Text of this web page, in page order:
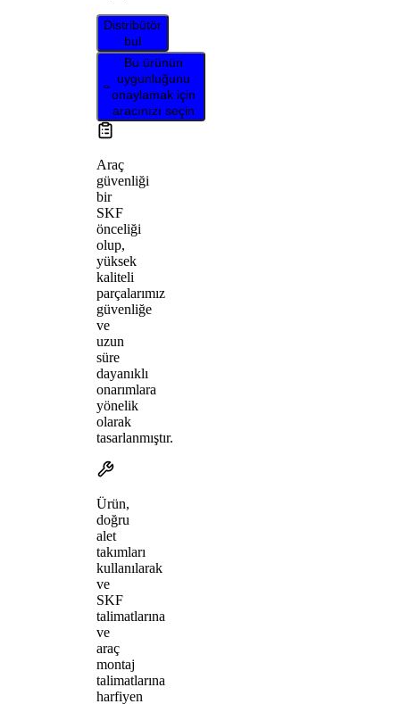
Distribütör
bul
Bu ürünün
uygunluğunu
onaylamak için
aracınızı seçin
Araç
güvenliği
bir
SKF
önceliği
olup,
yüksek
kaliteli
parçalarımız
güvenliğe
ve
uzun
süre
dayanıklı
onarımlara
yönelik
olarak
tasarlanmıştır.
Ürün,
doğru
alet
takımları
kullanılarak
ve
SKF
talimatlarına
ve
araç
montaj
talimatlarına
harfiyen